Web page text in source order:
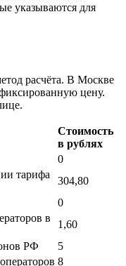
указываются для
расчёта. В Москве
цену.
Стоимость
в рублях
0
тарифа
304,80
0
в
1,60
РФ
5
8